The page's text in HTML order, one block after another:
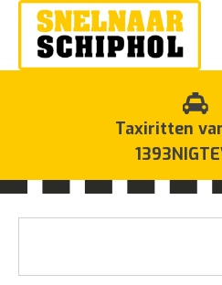
Taxiritten